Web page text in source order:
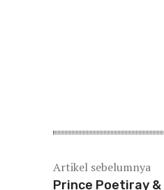
Artikel sebelumnya
Prince Poetiray &